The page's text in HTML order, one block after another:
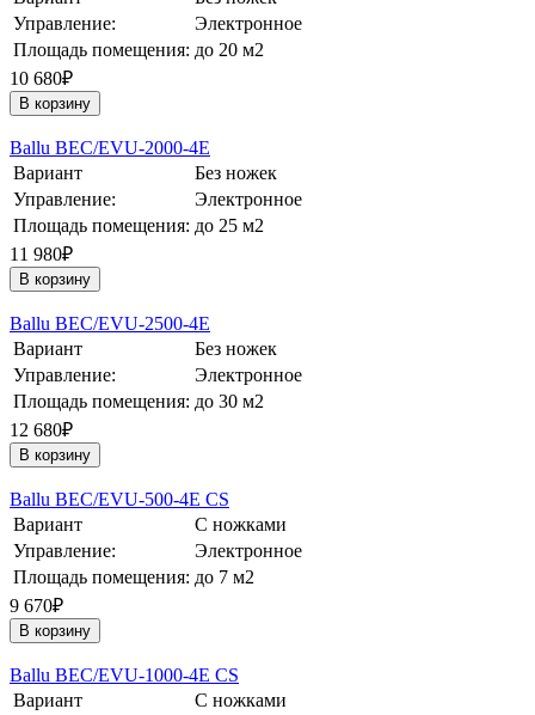
Управление:
Электронное
Площадь помещения: до 20 м2
10 680₽
В корзину
Ballu BEC/EVU-2000-4E
Вариант
Без ножек
Управление:
Электронное
Площадь помещения: до 25 м2
11 980₽
В корзину
Ballu BEC/EVU-2500-4E
Вариант
Без ножек
Управление:
Электронное
Площадь помещения: до 30 м2
12 680₽
В корзину
Ballu BEC/EVU-500-4E CS
Вариант
С ножками
Управление:
Электронное
Площадь помещения: до 7 м2
9 670₽
В корзину
Ballu BEC/EVU-1000-4E CS
Вариант
С ножками